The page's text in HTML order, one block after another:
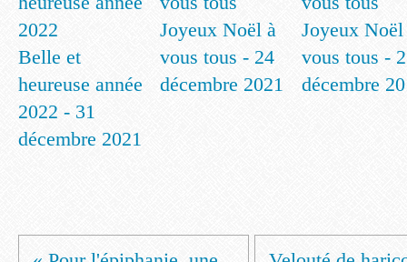
Belle et
heureuse année
2022 - 31
décembre 2021
Joyeux Noël à
vous tous - 24
décembre 2021
Joyeux Noël
vous tous -
décembre